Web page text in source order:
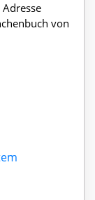
Adresse
von